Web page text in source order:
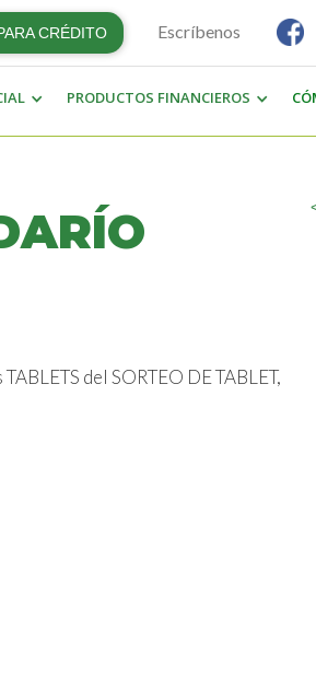
CRÉDITO Escríbenos
PRODUCTOS FINANCIEROS
del SORTEO DE TABLET,